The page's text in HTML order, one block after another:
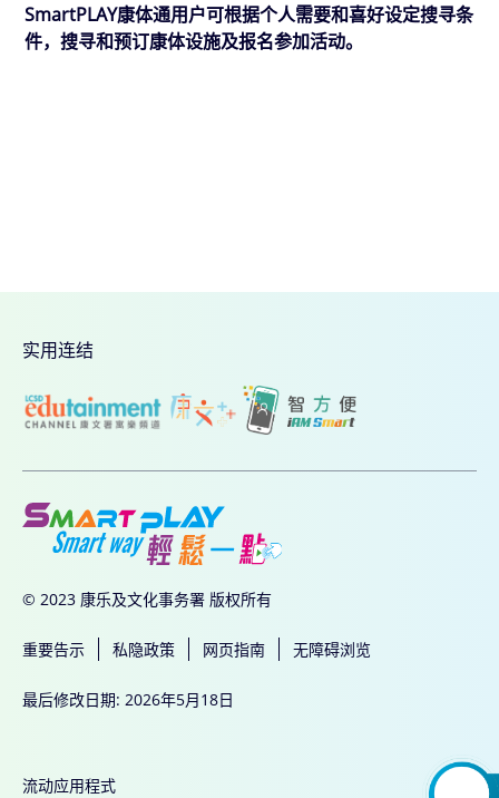
SmartPLAY康体通用户可根据个人需要和喜好设定搜寻条
件，搜寻和预订康体设施及报名参加活动。
实用连结
© 2023 康乐及文化事务署 版权所有
重要告示 私隐政策 网页指南 无障碍浏览
最后修改日期: 2026年5月18日
流动应用程式